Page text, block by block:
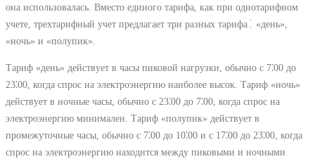
она использовалась. Вместо единого тарифа, как при однотарифном
учете, трехтарифный учет предлагает три разных тарифа⁚ «день»,
«ночь» и «полупик».
Тариф «день» действует в часы пиковой нагрузки, обычно с 7⁚00 до
23⁚00, когда спрос на электроэнергию наиболее высок. Тариф «ночь»
действует в ночные часы, обычно с 23⁚00 до 7⁚00, когда спрос на
электроэнергию минимален. Тариф «полупик» действует в
промежуточные часы, обычно с 7⁚00 до 10⁚00 и с 17⁚00 до 23⁚00, когда
спрос на электроэнергию находится между пиковыми и ночными